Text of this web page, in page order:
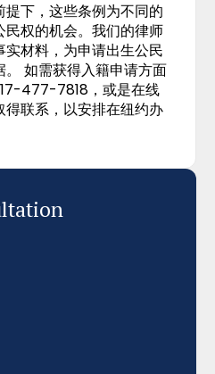
下，这些条例为不同的
权的机会。我们的律师
材料，为申请出生公民
如需获得入籍申请方面
477-7818，或是在线
联系，以安排在纽约办